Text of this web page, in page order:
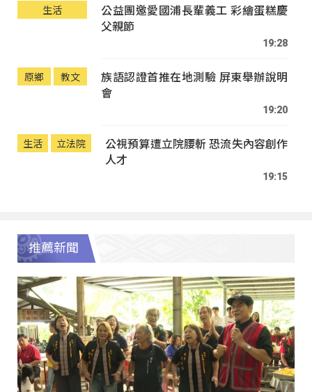
生活
公益團邀愛國浦長輩義工 彩繪蛋糕慶
父親節
19:28
原鄉 教文
族語認證首推在地測驗 屏東舉辦說明
會
19:20
生活 立法院
公視預算遭立院腰斬 恐流失內容創作
人才
19:15
推薦新聞